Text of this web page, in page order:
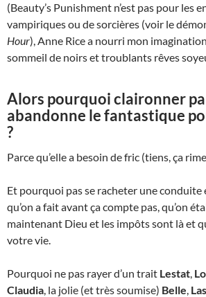
(Beauty’s Punishment n’est pas pour les
vampiriques ou de sorcières (voir le
Hour), Anne Rice a nourri mon
sommeil de noirs et troublants rêves
Alors pourquoi claironner
abandonne le fantastique
?
Parce qu’elle a besoin de fric (tiens, ça
Et pourquoi pas se racheter une conduite
qu’on a fait avant ça compte pas, qu’on
maintenant Dieu et les impôts sont là et
votre vie.
Pourquoi ne pas rayer d’un trait Lestat,
Claudia, la jolie (et très soumise) Belle,